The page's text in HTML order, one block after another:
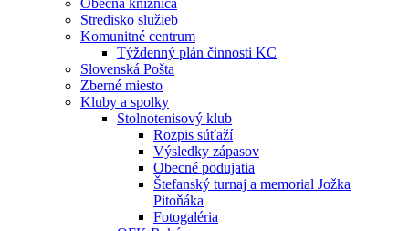
Obecná knižnica
Stredisko služieb
Komunitné centrum
Týždenný plán činnosti KC
Slovenská Pošta
Zberné miesto
Kluby a spolky
Stolnotenisový klub
Rozpis súťaží
Výsledky zápasov
Obecné podujatia
Štefanský turnaj a memorial Jožka
Pitoňáka
Fotogaléria